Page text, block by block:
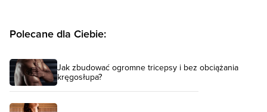
Polecane dla Ciebie:
Jak zbudować ogromne tricepsy i bez obciążania
kręgosłupa?